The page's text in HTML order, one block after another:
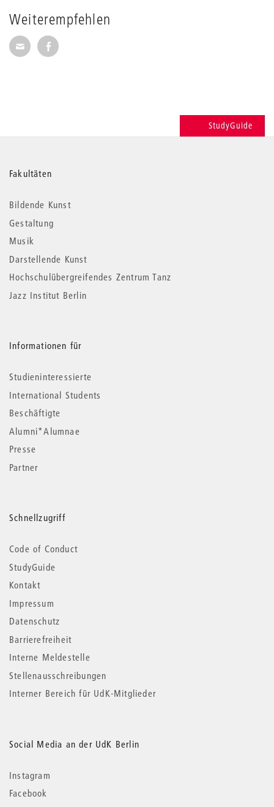
Weiterempfehlen
Seite per E-Mail weiterempfehlen
Seite auf Facebook weiterempfehlen
StudyGuide
Weitere
Informationen
Fakultäten
Bildende Kunst
Gestaltung
Musik
Darstellende Kunst
Hochschulübergreifendes Zentrum Tanz
Jazz Institut Berlin
Informationen für
Studieninteressierte
International Students
Beschäftigte
Alumni*Alumnae
Presse
Partner
Schnellzugriff
Code of Conduct
StudyGuide
Kontakt
Impressum
Datenschutz
Barrierefreiheit
Interne Meldestelle
Stellenausschreibungen
Interner Bereich für UdK-Mitglieder
Social Media an der UdK Berlin
Instagram
Facebook